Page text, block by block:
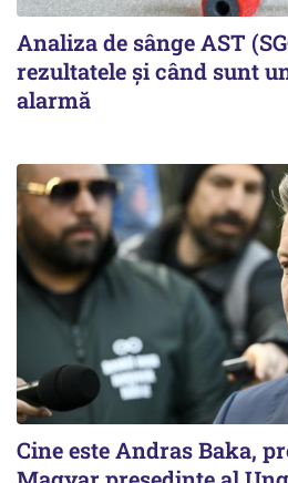
Analiza de sânge AST
rezultatele și când sunt
alarmă
Cine este Andras Baka,